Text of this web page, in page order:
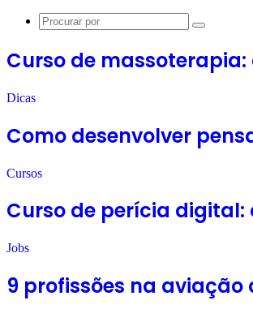
Procurar
Curso de
Dicas
Como desenvolver
Cursos
Curso de perícia
Jobs
9 profissões na